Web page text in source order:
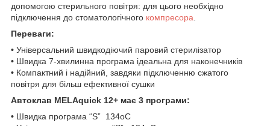
допомогою стерильного повітря: для цього необхідно
підключення до стоматологічного компресора
Переваги:
• Універсальний швидкодіючий паровий стерилізатор
• Швидка 7-хвилинна програма ідеальна для наконечників
• Компактний і надійний, завдяки підключенню сжатого
повітря для більш ефективної сушки
Автоклав MELAquick 12+ має 3 програми:
• Швидка програма “S” 134оС